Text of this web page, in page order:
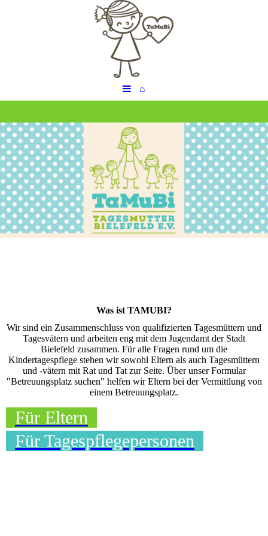
⌂
Titel
Untertitel
Was ist TAMUBI?
Wir sind ein Zusammenschluss von qualifizierten Tagesmüttern und
Tagesvätern und arbeiten eng mit dem Jugendamt der Stadt
Bielefeld zusammen. Für alle Fragen rund um die
Kindertagespflege stehen wir sowohl Eltern als auch Tagesmüttern
und -vätern mit Rat und Tat zur Seite. Über unser Formular
"Betreuungsplatz suchen" helfen wir Eltern bei der Vermittlung von
einem Betreuungsplatz.
Für Eltern
Für Tagespflegepersonen